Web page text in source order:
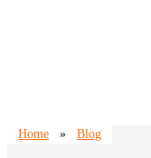
Home » Blog